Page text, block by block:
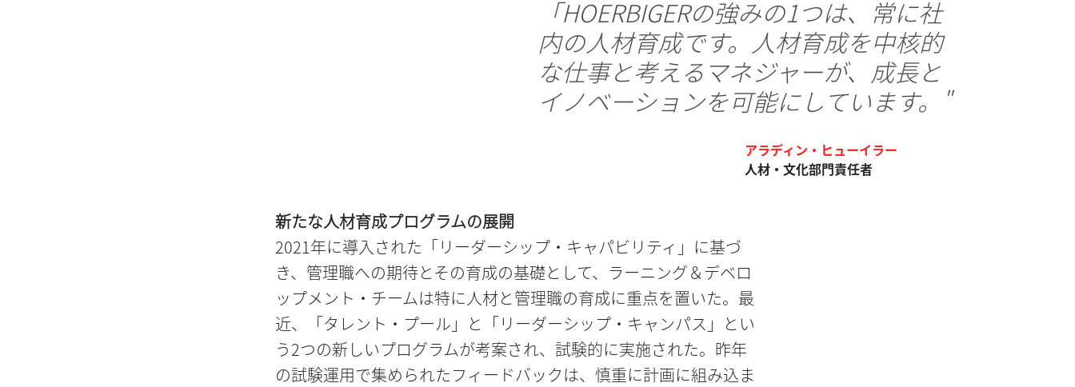
「HOERBIGERの強みの1つは、常に社
内の人材育成です。人材育成を中核的
な仕事と考えるマネジャーが、成長と
イノベーションを可能にしています。"
アラディン・ヒューイラー
人材・文化部門責任者
新たな人材育成プログラムの展開
2021年に導入された「リーダーシップ・キャパビリティ」に基づ
き、管理職への期待とその育成の基礎として、ラーニング＆デベロ
ップメント・チームは特に人材と管理職の育成に重点を置いた。最
近、「タレント・プール」と「リーダーシップ・キャンパス」とい
う2つの新しいプログラムが考案され、試験的に実施された。昨年
の試験運用で集められたフィードバックは、慎重に計画に組み込ま